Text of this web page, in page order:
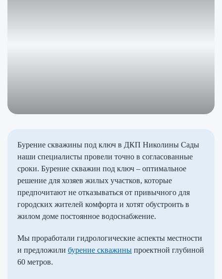
Бурение скважины под ключ в ДКП Николины Сады
наши специалисты провели точно в согласованные
сроки. Бурение скважин под ключ – оптимальное
решение для хозяев жилых участков, которые
предпочитают не отказываться от привычного для
городских жителей комфорта и хотят обустроить в
жилом доме постоянное водоснабжение.
Мы проработали гидрологические аспекты местности
и предложили бурение скважины проектной глубиной
60 метров.